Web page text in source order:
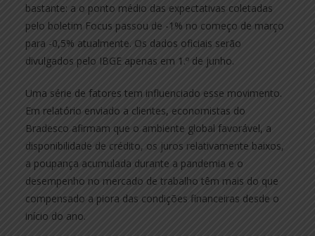
bastante: a o ponto médio das expectativas coletadas
pelo boletim Focus passou de -1% no começo de março
para -0,5% atualmente. Os dados oficiais serão
divulgados pelo IBGE apenas em 1.º de junho.
Uma série de fatores tem influenciado esse movimento.
Em relatório enviado a clientes, economistas do
Bradesco afirmam que o ambiente global favorável, a
disponibilidade de crédito, os juros relativamente baixos,
a poupança acumulada durante a pandemia e o
desempenho no mercado de trabalho têm mais do que
compensado a piora das condições financeiras desde o
início do ano.